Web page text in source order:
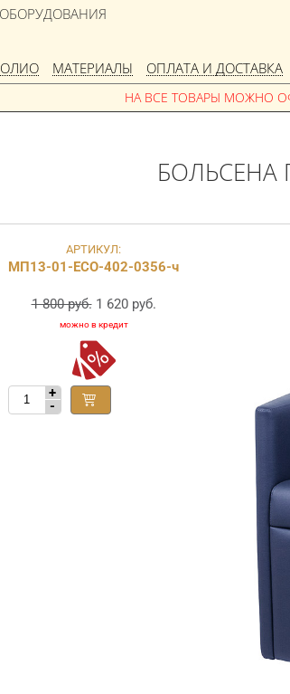
МАТЕРИАЛЫ ОПЛАТА И ДОСТАВКА
БОЛЬСЕНА
АРТИКУЛ:
МП13-01-ECO-402-0356-ч
1 800 руб. 1 620 руб.
+
-